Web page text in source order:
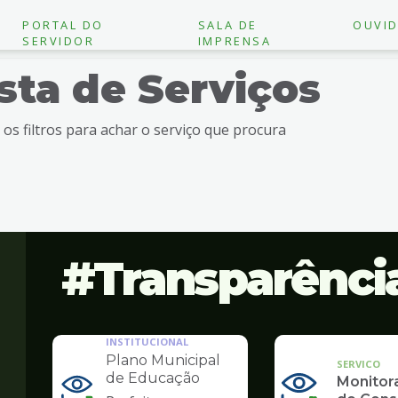
PORTAL DO
SERVIDOR
SALA DE
IMPRENSA
de Serviços
os filtros para achar o serviço que procura
INSTITUCIONAL
Plano Municipal
de Educação
SERVICO